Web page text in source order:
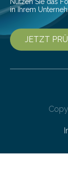
Nutzen Sie das
in Ihrem
JETZT